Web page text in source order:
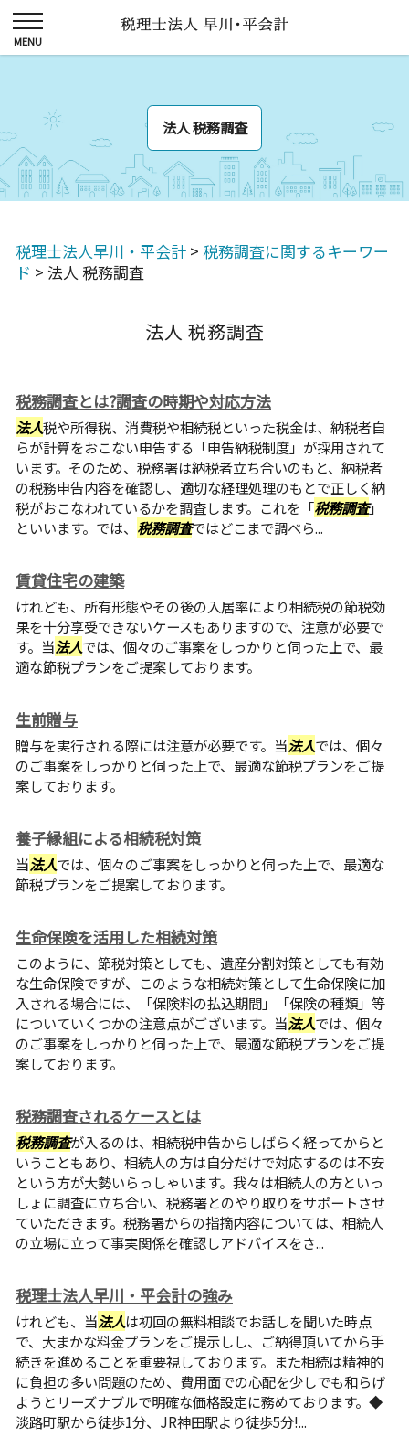
法人 税務調査
税理士法人早川・平会計 > 税務調査に関するキーワー
ド > 法人 税務調査
法人 税務調査
税務調査とは?調査の時期や対応方法
法人税や所得税、消費税や相続税といった税金は、納税者自
らが計算をおこない申告する「申告納税制度」が採用されて
います。そのため、税務署は納税者立ち合いのもと、納税者
の税務申告内容を確認し、適切な経理処理のもとで正しく納
税がおこなわれているかを調査します。これを「税務調査」
といいます。では、 税務調査ではどこまで調べら...
賃貸住宅の建築
けれども、所有形態やその後の入居率により相続税の節税効
果を十分享受できないケースもありますので、注意が必要で
す。当法人では、個々のご事案をしっかりと伺った上で、最
適な節税プランをご提案しております。
生前贈与
贈与を実行される際には注意が必要です。当法人では、個々
のご事案をしっかりと伺った上で、最適な節税プランをご提
案しております。
養子縁組による相続税対策
当法人では、個々のご事案をしっかりと伺った上で、最適な
節税プランをご提案しております。
生命保険を活用した相続対策
このように、節税対策としても、遺産分割対策としても有効
な生命保険ですが、このような相続対策として生命保険に加
入される場合には、「保険料の払込期間」「保険の種類」等
についていくつかの注意点がございます。当法人では、個々
のご事案をしっかりと伺った上で、最適な節税プランをご提
案しております。
税務調査されるケースとは
税務調査が入るのは、相続税申告からしばらく経ってからと
いうこともあり、相続人の方は自分だけで対応するのは不安
という方が大勢いらっしゃいます。我々は相続人の方といっ
しょに調査に立ち合い、税務署とのやり取りをサポートさせ
ていただきます。税務署からの指摘内容については、相続人
の立場に立って事実関係を確認しアドバイスをさ...
税理士法人早川・平会計の強み
けれども、当法人は初回の無料相談でお話しを聞いた時点
で、大まかな料金プランをご提示しし、ご納得頂いてから手
続きを進めることを重要視しております。また相続は精神的
に負担の多い問題のため、費用面での心配を少しでも和らげ
ようとリーズナブルで明確な価格設定に務めております。◆
淡路町駅から徒歩1分、JR神田駅より徒歩5分!...